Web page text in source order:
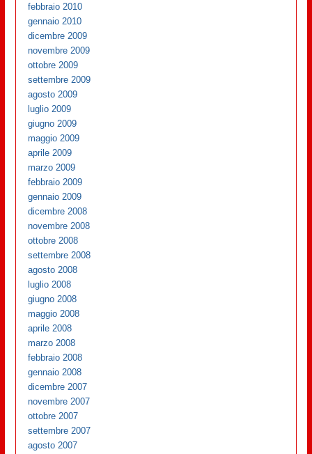
febbraio 2010
gennaio 2010
dicembre 2009
novembre 2009
ottobre 2009
settembre 2009
agosto 2009
luglio 2009
giugno 2009
maggio 2009
aprile 2009
marzo 2009
febbraio 2009
gennaio 2009
dicembre 2008
novembre 2008
ottobre 2008
settembre 2008
agosto 2008
luglio 2008
giugno 2008
maggio 2008
aprile 2008
marzo 2008
febbraio 2008
gennaio 2008
dicembre 2007
novembre 2007
ottobre 2007
settembre 2007
agosto 2007